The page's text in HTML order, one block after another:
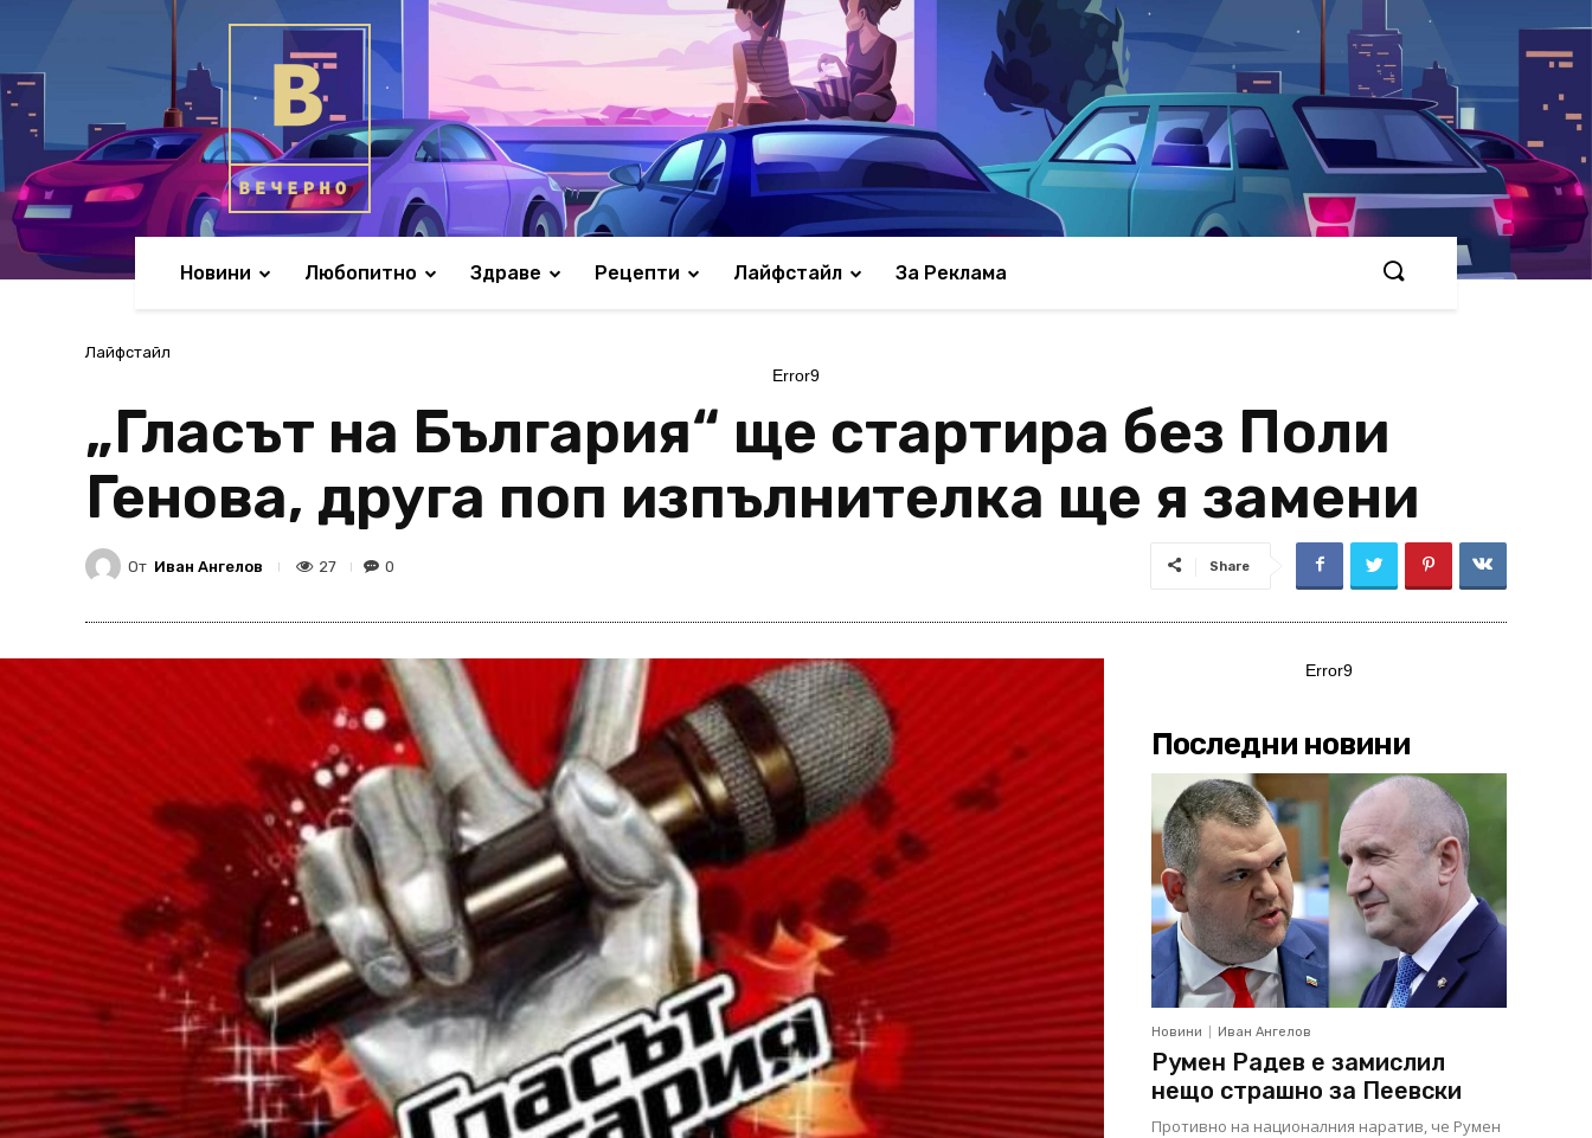
Новини Любопитно Здраве Рецепти Лайфстайл За Реклама
Лайфстайл
Error9
„Гласът на България“ ще стартира без Поли
Генова, друга поп изпълнителка ще я замени
От Иван Ангелов 27 0 Share
Error9
Последни новини
Новини Иван Ангелов
Румен Радев е замислил
нещо страшно за Пеевски
Противно на националния наратив, че Румен